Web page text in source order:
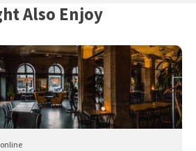
Also Enjoy